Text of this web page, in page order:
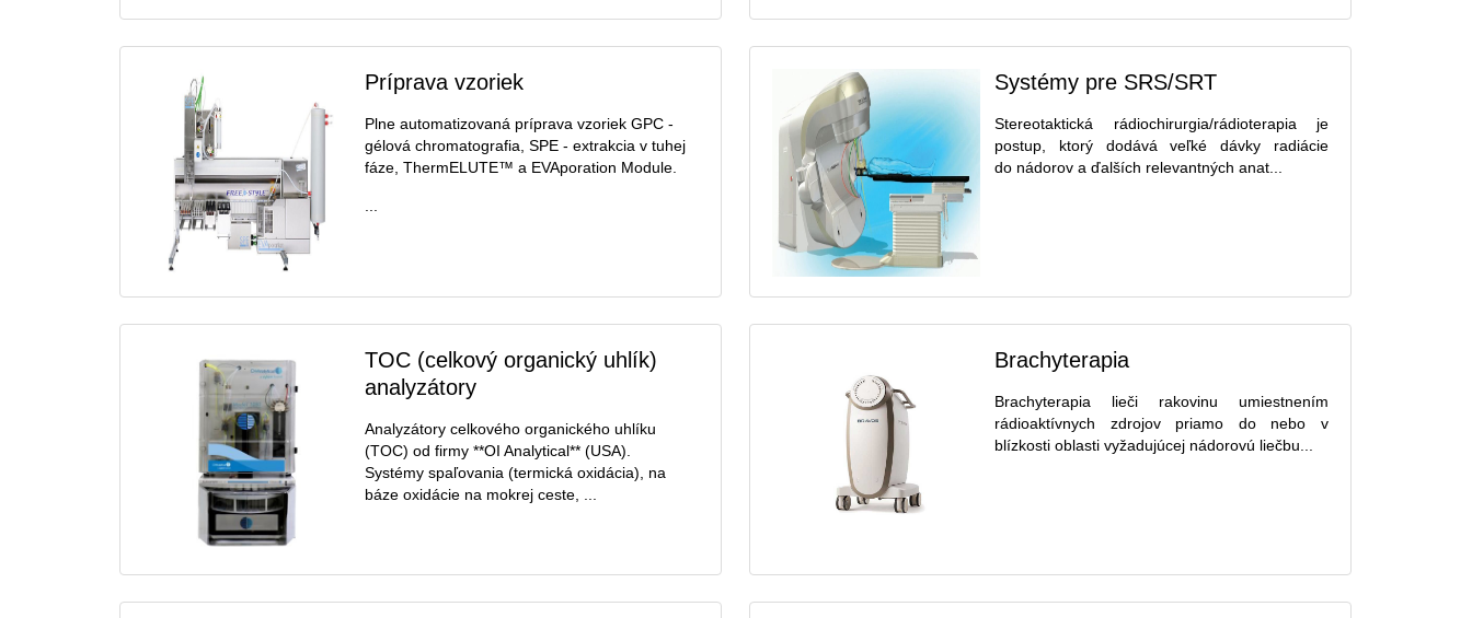
Príprava vzoriek
Plne automatizovaná príprava vzoriek GPC -
gélová chromatografia, SPE - extrakcia v tuhej
fáze, ThermELUTE™ a EVAporation Module.
TOC (celkový organický uhlík)
analyzátory
Analyzátory celkového organického uhlíku
(TOC) od firmy **OI Analytical** (USA).
Systémy spaľovania (termická oxidácia), na
báze oxidácie na mokrej ceste, ...
Systémy pre SRS/SRT
Stereotaktická rádiochirurgia/rádioterapia je
postup, ktorý dodává veľké dávky radiácie
do nádorov a ďalších relevantných anat...
Brachyterapia
Brachyterapia lieči rakovinu umiestnením
rádioaktívnych zdrojov priamo do nebo v
blízkosti oblasti vyžadujúcej nádorovú liečbu...